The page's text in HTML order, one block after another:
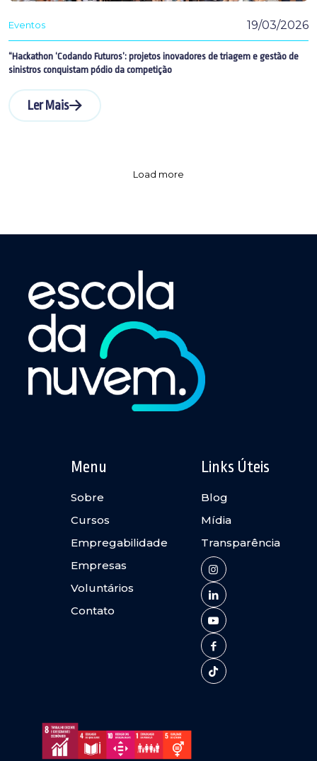
Eventos 19/03/2026
“Hackathon ‘Codando Futuros’: projetos inovadores de triagem e gestão de
sinistros conquistam pódio da competição
Ler Mais
Load more
Menu
Sobre
Cursos
Empregabilidade
Empresas
Voluntários
Contato
Links Úteis
Blog
Mídia
Transparência